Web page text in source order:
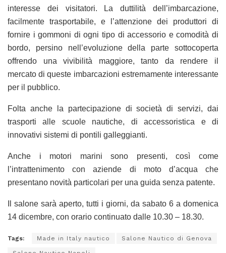
interesse dei visitatori. La duttilità dell’imbarcazione,
facilmente trasportabile, e l’attenzione dei produttori di
fornire i gommoni di ogni tipo di accessorio e comodità di
bordo, persino nell’evoluzione della parte sottocoperta
offrendo una vivibilità maggiore, tanto da rendere il
mercato di queste imbarcazioni estremamente interessante
per il pubblico.
Folta anche la partecipazione di società di servizi, dai
trasporti alle scuole nautiche, di accessoristica e di
innovativi sistemi di pontili galleggianti.
Anche i motori marini sono presenti, così come
l’intrattenimento con aziende di moto d’acqua che
presentano novità particolari per una guida senza patente.
Il salone sarà aperto, tutti i giorni, da sabato 6 a domenica
14 dicembre, con orario continuato dalle 10.30 – 18.30.
Tags: Made in Italy nautico Salone Nautico di Genova